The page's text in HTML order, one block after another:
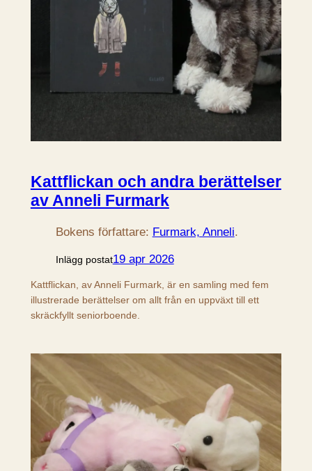
Kattflickan och andra berättelser
av Anneli Furmark
Bokens författare: Furmark, Anneli.
Inlägg postat19 apr 2026
Kattflickan, av Anneli Furmark, är en samling med fem
illustrerade berättelser om allt från en uppväxt till ett
skräckfyllt seniorboende.